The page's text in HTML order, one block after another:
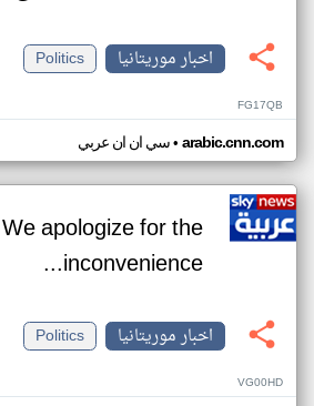
اخبار موريتانيا
Politics
FG17QB
سي ان ان عربي• arabic.cnn.com
We apologize for the
inconvenience...
اخبار موريتانيا
Politics
VG00HD